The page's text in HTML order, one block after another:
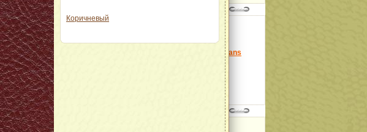
Le Mans
Nappa Le Mans
Коричневый